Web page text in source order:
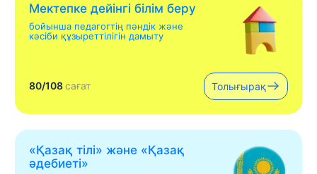
Мектепке дейінгі білім беру
бойынша педагогтің пәндік және
кәсіби құзыреттілігін дамыту
80/108сағат Толығырақ
«Қазақ тілі» жəне «Қазақ
əдебиеті»